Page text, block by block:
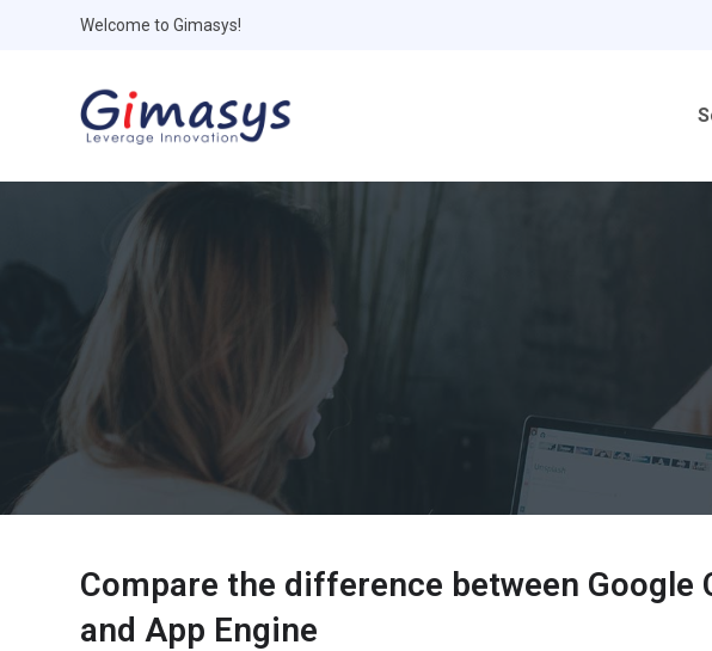
Welcome to Gimasys!
Compare the difference between Google
and App Engine